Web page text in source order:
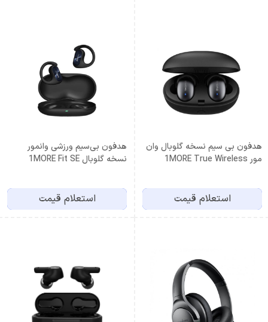
هدفون بی سیم نسخه گلوبال وان
مور 1MORE True Wireless
استعلام قیمت
هدفون بی‌سیم ورزشی وانمور
نسخه گلوبال 1MORE Fit SE
استعلام قیمت